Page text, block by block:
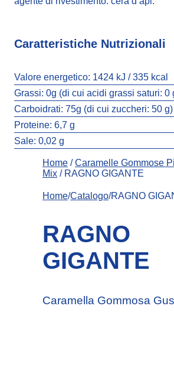
Caratteristiche Nutrizionali
Valore energetico: 1424 kJ / 335 kcal
Grassi: 0g (di cui acidi grassi saturi: 0
Carboidrati: 75g (di cui zuccheri: 50 g)
Proteine: 6,7 g
Sale: 0,02 g
Home /Caramelle Gommose
Mix / RAGNO GIGANTE
Home/Catalogo/RAGNO
RAGNO
GIGANTE
Caramella Gommosa